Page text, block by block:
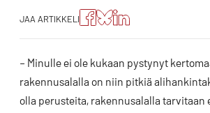
JAA ARTIKKELI
Jaa
artikkeli
Facebookissa
Jaa
artikkeli
Blueskyssa
Jako:
Jaa
artikkeli
– Minulle ei ole kukaan pystynyt
rakennusalalla on niin pitkiä
olla perusteita, rakennusalalla tarvitaan